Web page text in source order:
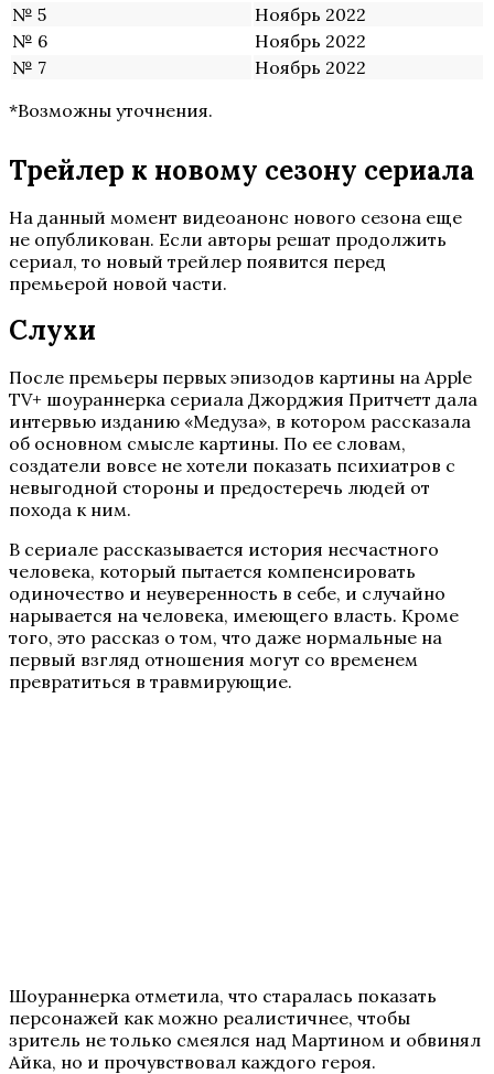
№ 5
Ноябрь 2022
№ 6
Ноябрь 2022
№ 7
Ноябрь 2022
*Возможны уточнения.
Трейлер к новому сезону сериала
На данный момент видеоанонс нового сезона еще
не опубликован. Если авторы решат продолжить
сериал, то новый трейлер появится перед
премьерой новой части.
Слухи
После премьеры первых эпизодов картины на Apple
TV+ шоураннерка сериала Джорджия Притчетт дала
интервью изданию «Медуза», в котором рассказала
об основном смысле картины. По ее словам,
создатели вовсе не хотели показать психиатров с
невыгодной стороны и предостеречь людей от
похода к ним.
В сериале рассказывается история несчастного
человека, который пытается компенсировать
одиночество и неуверенность в себе, и случайно
нарывается на человека, имеющего власть. Кроме
того, это рассказ о том, что даже нормальные на
первый взгляд отношения могут со временем
превратиться в травмирующие.
Шоураннерка отметила, что старалась показать
персонажей как можно реалистичнее, чтобы
зритель не только смеялся над Мартином и обвинял
Айка, но и прочувствовал каждого героя.